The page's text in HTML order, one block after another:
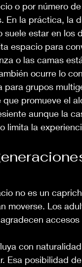
o por número
En la práctica, la
estar en los
espacio para
o las camas
ocurre lo
grupos
promueve el
aunque la
limita la
no es un
moverse. Los
con
Esa posibilidad